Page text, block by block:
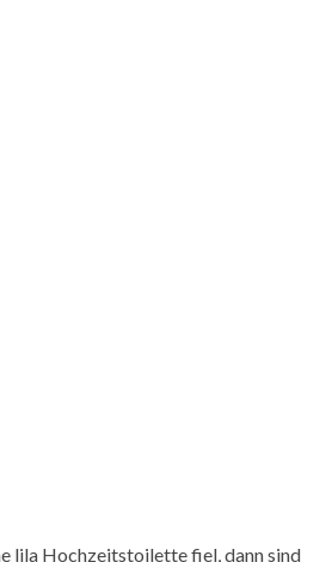
lila Hochzeitstoilette fiel, dann sind